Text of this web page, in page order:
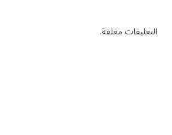
التعليقات مغلقة.